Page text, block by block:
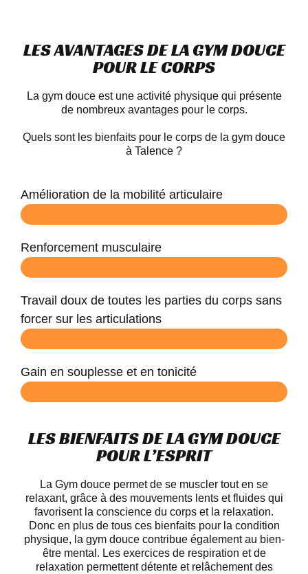
LES AVANTAGES DE LA GYM DOUCE
POUR LE CORPS
La gym douce est une activité physique qui présente
de nombreux avantages pour le corps.
Quels sont les bienfaits pour le corps de la gym douce
à Talence ?
Amélioration de la mobilité articulaire
Renforcement musculaire
Travail doux de toutes les parties du corps sans
forcer sur les articulations
Gain en souplesse et en tonicité
LES BIENFAITS DE LA GYM DOUCE
POUR L’ESPRIT
La Gym douce permet de se muscler tout en se
relaxant, grâce à des mouvements lents et fluides qui
favorisent la conscience du corps et la relaxation.
Donc en plus de tous ces bienfaits pour la condition
physique, la gym douce contribue également au bien-
être mental. Les exercices de respiration et de
relaxation permettent détente et relâchement des